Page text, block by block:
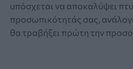
υπόσχεται να αποκαλύψει
προσωπικότητάς σας,
θα τραβήξει πρώτη την